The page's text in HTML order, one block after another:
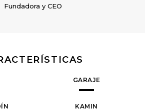
Fundadora y CEO
GARAJE
KAMIN